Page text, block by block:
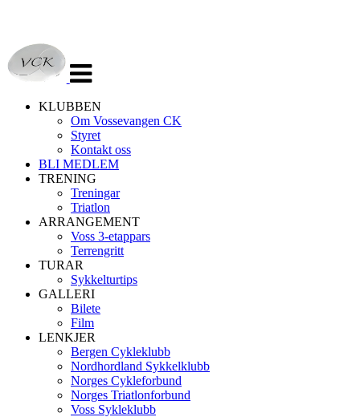
navigasjon
KLUBBEN
Om Vossevangen CK
Styret
Kontakt oss
BLI MEDLEM
TRENING
Treningar
Triatlon
ARRANGEMENT
Voss 3-etappars
Terrengritt
TURAR
Sykkelturtips
GALLERI
Bilete
Film
LENKJER
Bergen Cykleklubb
Nordhordland Sykkelklubb
Norges Cykleforbund
Norges Triatlonforbund
Voss Sykleklubb